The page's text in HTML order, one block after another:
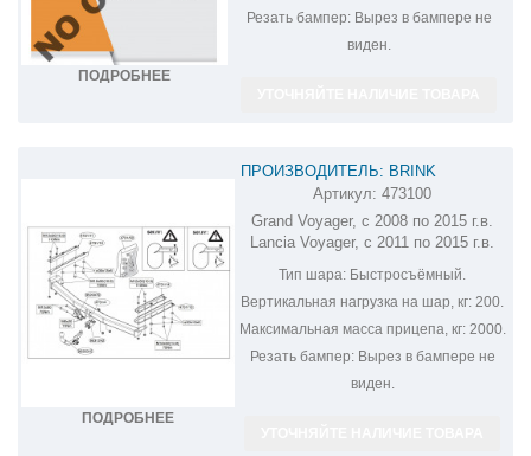
ПОДРОБНЕЕ
Резать бампер:Вырез в бампере не
виден.
ПОДРОБНЕЕ
ПРОИЗВОДИТЕЛЬ: BRINK
ФАРКОП НА CHRYSLER GRAND
VOYAGER 473100
Артикул: 473100
Grand Voyager, с 2008 по 2015 г.в.
Lancia Voyager, с 2011 по 2015 г.в.
Тип шара: Быстросъёмный.
Вертикальная нагрузка на шар, кг: 200.
Максимальная масса прицепа, кг:2000.
Резать бампер:Вырез в бампере не
виден.